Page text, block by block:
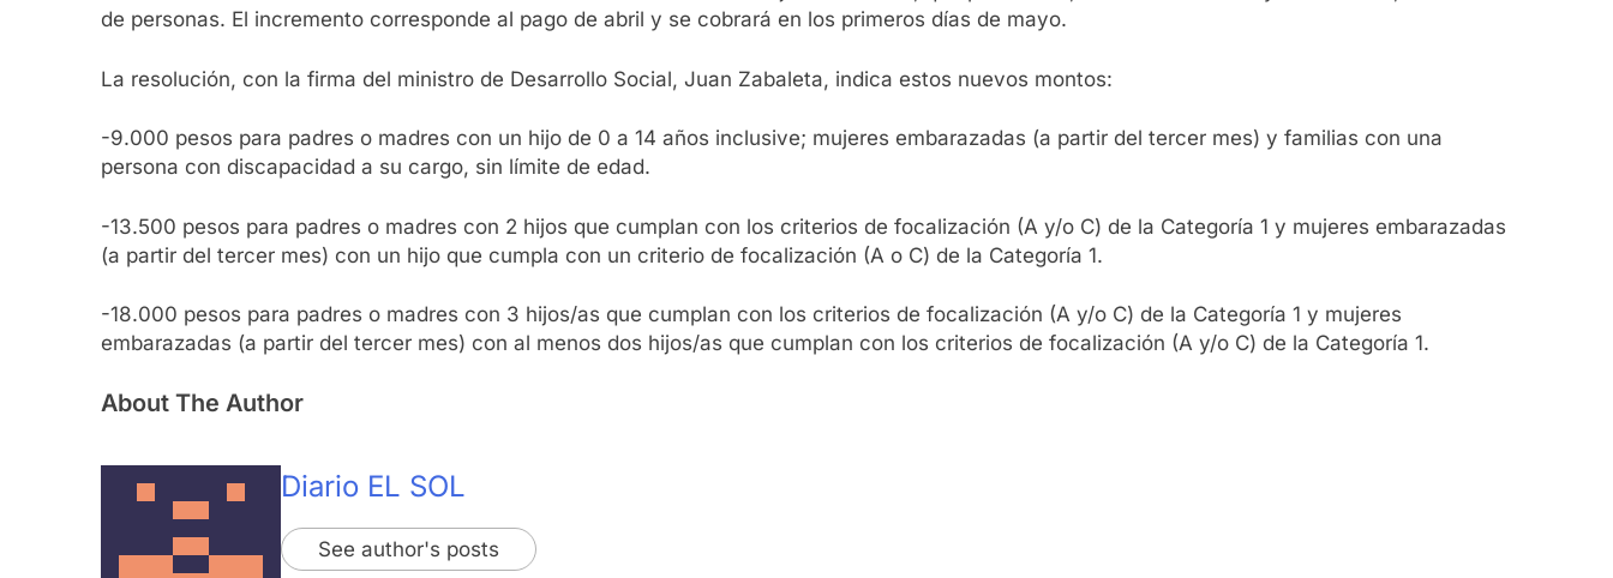
de personas. El incremento corresponde al pago de abril y se cobrará en los primeros días de mayo.
La resolución, con la firma del ministro de Desarrollo Social, Juan Zabaleta, indica estos nuevos montos:
-9.000 pesos para padres o madres con un hijo de 0 a 14 años inclusive; mujeres embarazadas (a partir del tercer mes) y familias con una
persona con discapacidad a su cargo, sin límite de edad.
-13.500 pesos para padres o madres con 2 hijos que cumplan con los criterios de focalización (A y/o C) de la Categoría 1 y mujeres embarazadas
(a partir del tercer mes) con un hijo que cumpla con un criterio de focalización (A o C) de la Categoría 1.
-18.000 pesos para padres o madres con 3 hijos/as que cumplan con los criterios de focalización (A y/o C) de la Categoría 1 y mujeres
embarazadas (a partir del tercer mes) con al menos dos hijos/as que cumplan con los criterios de focalización (A y/o C) de la Categoría 1.
About The Author
Diario EL SOL
See author's posts